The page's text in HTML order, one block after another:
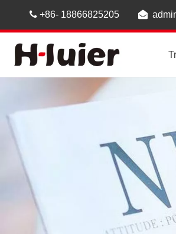
 +86- 18866825205 